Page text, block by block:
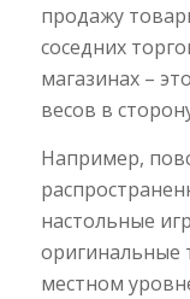
продажу
соседних
магазинах –
весов в
Например,
настольные
оригинальные
местном